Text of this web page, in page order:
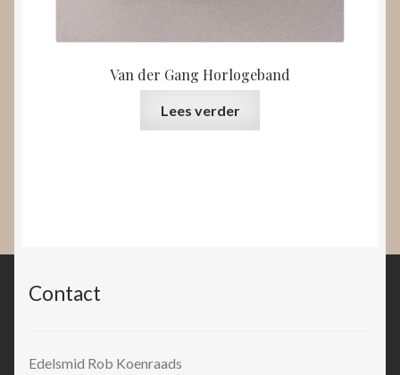
Van der Gang Horlogeband
Lees verder
Contact
Edelsmid Rob Koenraads